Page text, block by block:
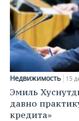
Недвижимость 15
Эмиль
давно
кредита»